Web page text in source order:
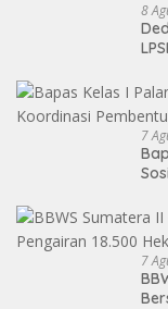
8
7
7